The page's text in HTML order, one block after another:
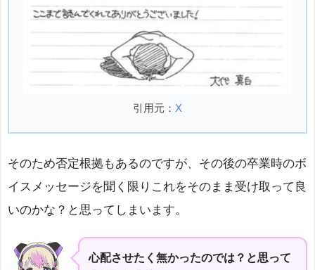
引用元： X
そのため否定根拠もあるのですが、その後の卒業時のボ
イスメッセージを聞く限りこれをそのまま受け取って良
いのかな？と思ってしまいます。
心配させたく無かったのでは？と思って